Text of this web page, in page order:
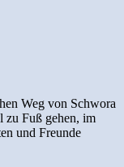
Weg von Schwora
zu Fuß gehen, im
und Freunde